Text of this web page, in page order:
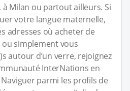
à Milan ou partout ailleurs. Si
votre langue maternelle,
adresses où acheter de
simplement vous
autour d’un verre, rejoignez
InterNations en
parmi les profils de